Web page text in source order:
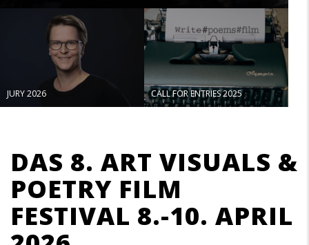
JURY 2026 CALL FOR ENTRIES 2025
DAS 8. ART VISUALS &
POETRY FILM
FESTIVAL 8.-10. APRIL